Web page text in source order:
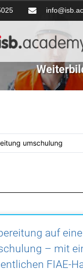
auf
– mit
FIAE-